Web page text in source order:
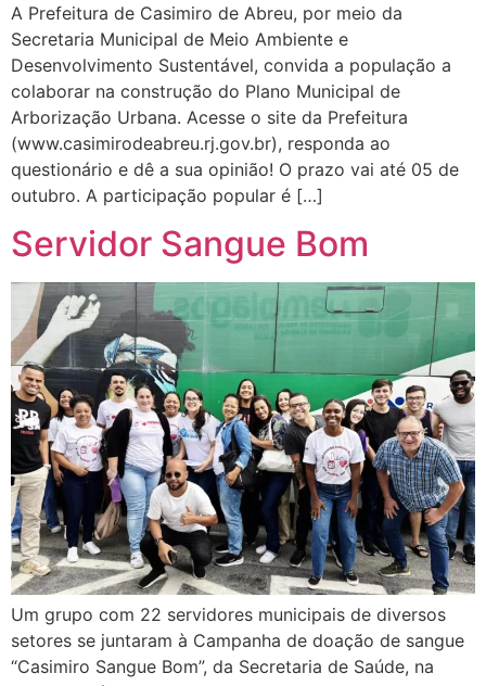
A Prefeitura de Casimiro de Abreu, por meio da
Secretaria Municipal de Meio Ambiente e
Desenvolvimento Sustentável, convida a população a
colaborar na construção do Plano Municipal de
Arborização Urbana. Acesse o site da Prefeitura
(www.casimirodeabreu.rj.gov.br), responda ao
questionário e dê a sua opinião! O prazo vai até 05 de
outubro. A participação popular é […]
Servidor Sangue Bom
Um grupo com 22 servidores municipais de diversos
setores se juntaram à Campanha de doação de sangue
“Casimiro Sangue Bom”, da Secretaria de Saúde, na